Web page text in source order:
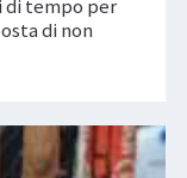
di tempo per
di non